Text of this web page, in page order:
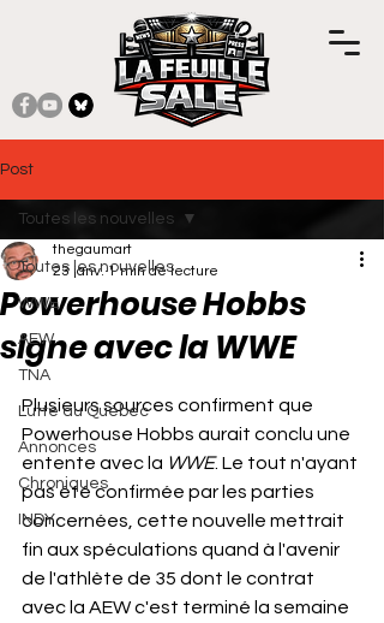
Post
Toutes les nouvelles
WWE
AEW
TNA
Lutte au Québec
Annonces
Chroniques
INDY
Toutes les nouvelles
Powerhouse Hobbs
signe avec la WWE
thegaumart
23 janv. 1 min de lecture
Plusieurs sources confirment que
Powerhouse Hobbs aurait conclu une
entente avec la WWE. Le tout n'ayant
pas été confirmée par les parties
concernées, cette nouvelle mettrait
fin aux spéculations quand à l'avenir
de l'athlète de 35 dont le contrat
avec la AEW c'est terminé la semaine